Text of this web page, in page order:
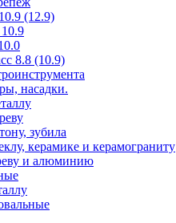
(12.9)
8.8 (10.9)
насадки.
зубила
керамике и керамограниту
и алюминию